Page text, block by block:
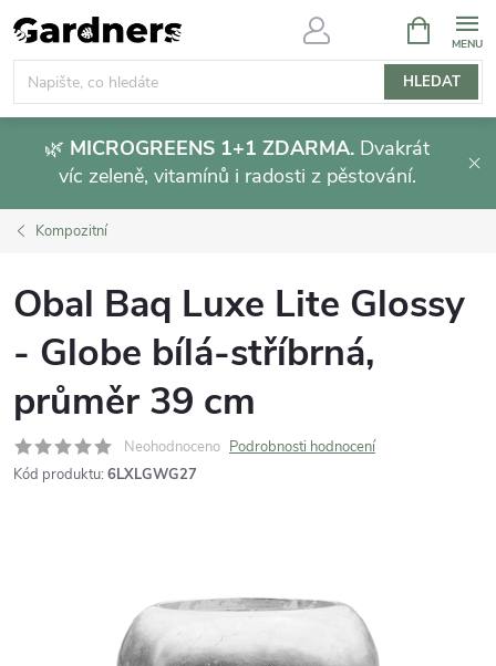
Přejít
na
obsah
HLEDAT
NÁKUPNÍ
KOŠÍK
🌿 MICROGREENS 1+1 ZDARMA. Dvakrát
víc zeleně, vitamínů i radosti z pěstování.
Kompozitní
Obal Baq Luxe Lite Glossy
- Globe bílá-stříbrná,
průměr 39 cm
Neohodnoceno Podrobnosti hodnocení
Kód produktu: 6LXLGWG27